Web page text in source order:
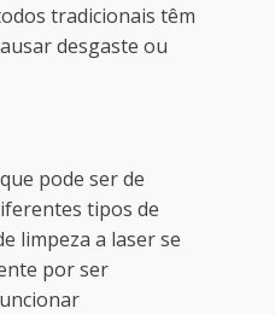
tradicionais têm
desgaste ou
pode ser de
tipos de
limpeza a laser se
por ser